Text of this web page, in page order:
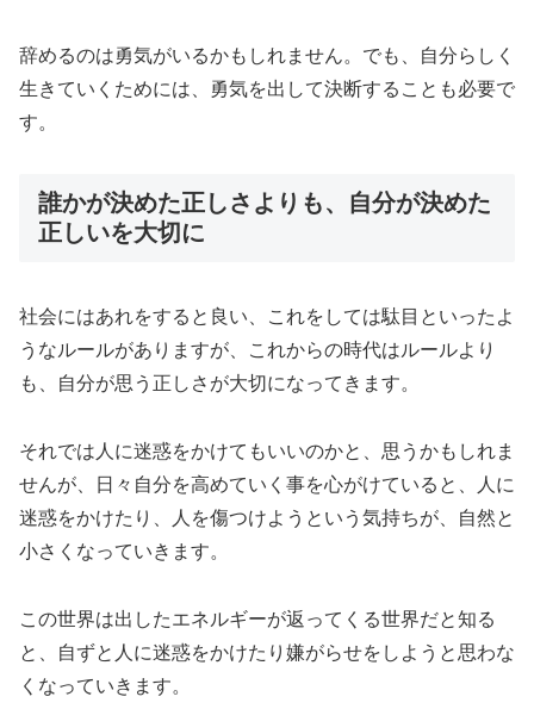
辞めるのは勇気がいるかもしれません。でも、自分らしく
生きていくためには、勇気を出して決断することも必要で
す。
誰かが決めた正しさよりも、自分が決めた
正しいを大切に
社会にはあれをすると良い、これをしては駄目といったよ
うなルールがありますが、これからの時代はルールより
も、自分が思う正しさが大切になってきます。
それでは人に迷惑をかけてもいいのかと、思うかもしれま
せんが、日々自分を高めていく事を心がけていると、人に
迷惑をかけたり、人を傷つけようという気持ちが、自然と
小さくなっていきます。
この世界は出したエネルギーが返ってくる世界だと知る
と、自ずと人に迷惑をかけたり嫌がらせをしようと思わな
くなっていきます。